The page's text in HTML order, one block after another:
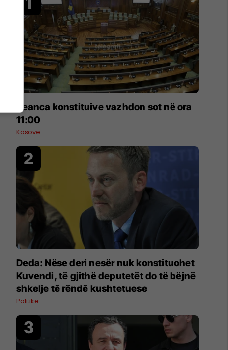
Seanca konstituive vazhdon sot në ora
11:00
Kosovë
Deda: Nëse deri nesër nuk konstituohet
Kuvendi, të gjithë deputetët do të bëjnë
shkelje të rëndë kushtetuese
Politikë